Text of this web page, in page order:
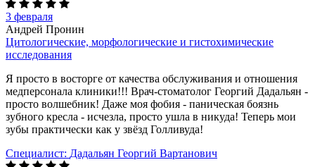
3 февраля
Андрей Пронин
Цитологические, морфологические и гистохимические
исследования
Я просто в восторге от качества обслуживания и отношения
медперсонала клиники!!! Врач-стоматолог Георгий Дадальян -
просто волшебник! Даже моя фобия - паническая боязнь
зубного кресла - исчезла, просто ушла в никуда! Теперь мои
зубы практически как у звёзд Голливуда!
Специалист: Дадальян Георгий Вартанович